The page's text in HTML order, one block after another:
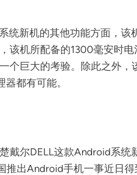
统新机的其他功能方面，
该机所配备的1300毫安时
个巨大的考验。除此之外，
都有可能。
戴尔DELL这款Android系
推出Android手机一事近日